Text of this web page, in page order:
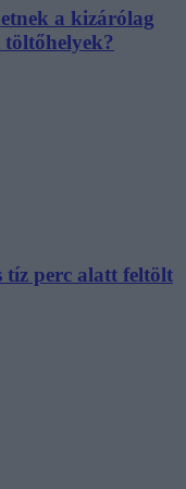
a kizárólag
tíz perc alatt feltölt